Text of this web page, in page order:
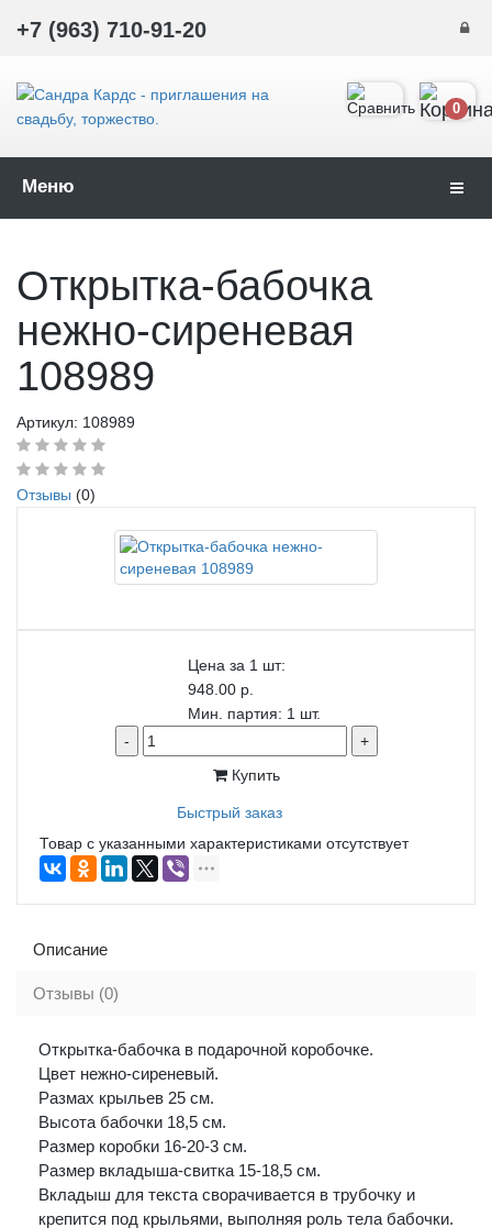
+7 (963) 710-91-20
0
Меню
Открытка-бабочка
нежно-сиреневая
108989
Артикул: 108989
Отзывы (0)
Цена за 1 шт:
948.00 р.
Мин. партия: 1 шт.
-
+
Купить
Быстрый заказ
Товар с указанными характеристиками отсутствует
Описание
Отзывы (0)
Открытка-бабочка в подарочной коробочке.
Цвет нежно-сиреневый.
Размах крыльев 25 см.
Высота бабочки 18,5 см.
Размер коробки 16-20-3 см.
Размер вкладыша-свитка 15-18,5 см.
Вкладыш для текста сворачивается в трубочку и
крепится под крыльями, выполняя роль тела бабочки.